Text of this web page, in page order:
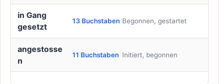
in Gang
gesetzt
13 Buchstaben Begonnen, gestartet
angestosse
n
11 Buchstaben Initiert, begonnen